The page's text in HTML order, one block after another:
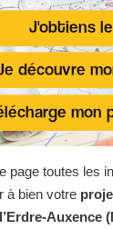
page toutes les
à bien votre
Auxence